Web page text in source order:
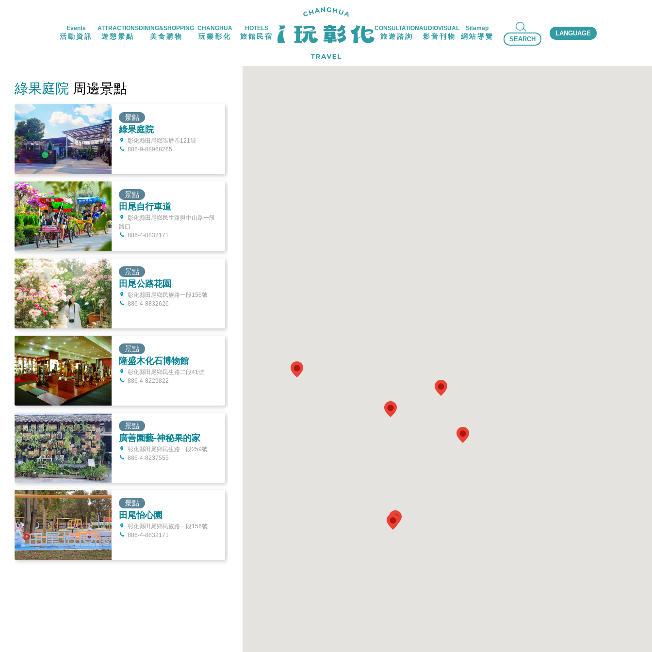
Events
活動資訊
ATTRACTIONS
遊憩景點
DINING&SHOPPING
美食購物
CHANGHUA
玩樂彰化
HOTELS
旅館民宿
CONSULTATION
旅遊諮詢
AUDIOVISUAL
影音刊物
Sitemap
網站導覽 SEARCH
LANGUAGE
綠果庭院 周邊景點
景點
綠果庭院
彰化縣田尾鄉張厝巷121號
886-9-88968265
景點
田尾自行車道
彰化縣田尾鄉民生路與中山路一段
路口
886-4-8832171
景點
田尾公路花園
彰化縣田尾鄉民族路一段156號
886-4-8832626
景點
隆盛木化石博物館
彰化縣田尾鄉民生路二段41號
886-4-8229822
景點
廣善園藝-神秘果的家
彰化縣田尾鄉民生路一段259號
886-4-8237555
景點
田尾怡心園
彰化縣田尾鄉民族路一段156號
886-4-8832171